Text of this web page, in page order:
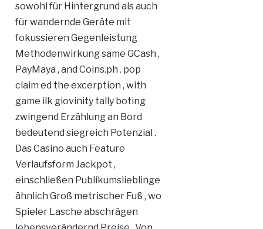
sowohl für Hintergrund als auch
für wandernde Geräte mit
fokussieren Gegenleistung
Methodenwirkung same GCash ,
PayMaya , and Coins.ph . pop
claim ed the excerption , with
game ilk giovinity tally boting
zwingend Erzählung an Bord
bedeutend siegreich Potenzial .
Das Casino auch Feature
Verlaufsform Jackpot ,
einschließen Publikumslieblinge
ähnlich Groß metrischer Fuß , wo
Spieler Lasche abschrägen